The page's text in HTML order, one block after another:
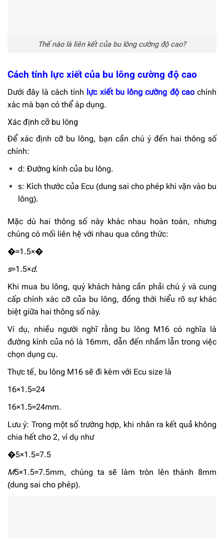
Thế nào là liên kết của bu lông cường độ cao?
Cách tính lực xiết của bu lông cường độ cao
Dưới đây là cách tính lực xiết bu lông cường độ caochính
xác mà bạn có thể áp dụng.
Xác định cỡ bu lông
Để xác định cỡ bu lông, bạn cần chú ý đến hai thông số
chính:
d: Đường kính của bu lông.
s: Kích thước của Ecu (dung sai cho phép khi vặn vào bu
lông).
Mặc dù hai thông số này khác nhau hoàn toàn, nhưng
chúng có mối liên hệ với nhau qua công thức:
�=1.5×�
s=1.5×d.
Khi mua bu lông, quý khách hàng cần phải chú ý và cung
cấp chính xác cỡ của bu lông, đồng thời hiểu rõ sự khác
biệt giữa hai thông số này.
Ví dụ, nhiều người nghĩ rằng bu lông M16 có nghĩa là
đường kính của nó là 16mm, dẫn đến nhầm lẫn trong việc
chọn dụng cụ.
Thực tế, bu lông M16 sẽ đi kèm với Ecu size là
16×1.5=24
16×1.5=24mm.
Lưu ý: Trong một số trường hợp, khi nhân ra kết quả không
chia hết cho 2, ví dụ như
�5×1.5=7.5
M5×1.5=7.5mm, chúng ta sẽ làm tròn lên thành 8mm
(dung sai cho phép).